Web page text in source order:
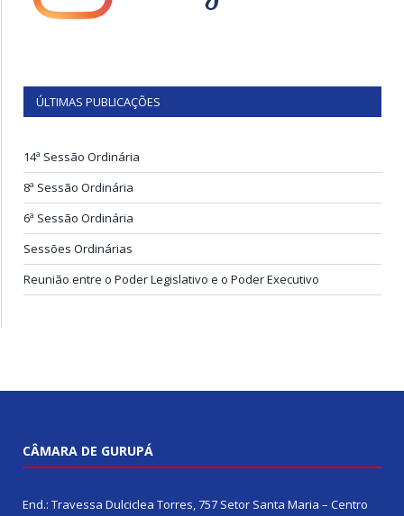
ÚLTIMAS PUBLICAÇÕES
14ª Sessão Ordinária
8ª Sessão Ordinária
6ª Sessão Ordinária
Sessões Ordinárias
Reunião entre o Poder Legislativo e o Poder Executivo
CÂMARA DE GURUPÁ
End.: Travessa Dulciclea Torres, 757 Setor Santa Maria – Centro